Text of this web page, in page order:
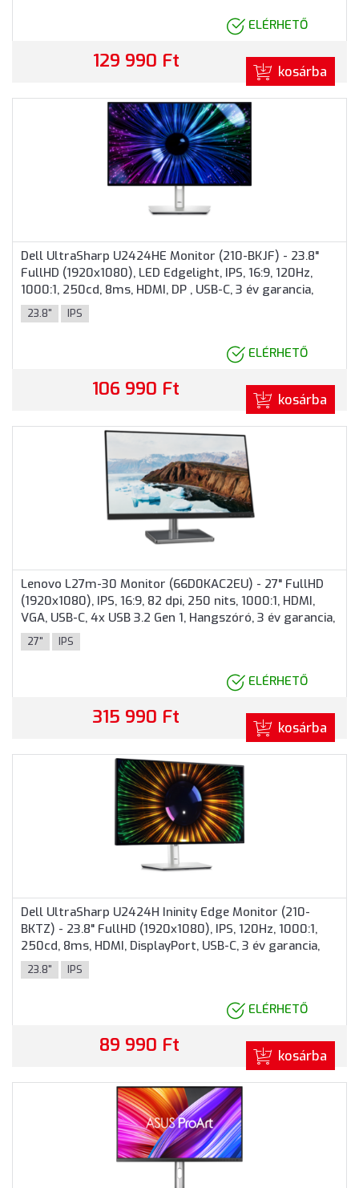
ELÉRHETŐ
129 990 Ft kosárba
Dell UltraSharp U2424HE Monitor (210-BKJF) - 23.8"
FullHD (1920x1080), LED Edgelight, IPS, 16:9, 120Hz,
1000:1, 250cd, 8ms, HDMI, DP , USB-C, 3 év garancia,
Ezüst színben
23.8" IPS
ELÉRHETŐ
106 990 Ft kosárba
Lenovo L27m-30 Monitor (66D0KAC2EU) - 27" FullHD
(1920x1080), IPS, 16:9, 82 dpi, 250 nits, 1000:1, HDMI,
VGA, USB-C, 4x USB 3.2 Gen 1, Hangszóró, 3 év garancia,
Fekete színben
27" IPS
ELÉRHETŐ
315 990 Ft kosárba
Dell UltraSharp U2424H Ininity Edge Monitor (210-
BKTZ) - 23.8" FullHD (1920x1080), IPS, 120Hz, 1000:1,
250cd, 8ms, HDMI, DisplayPort, USB-C, 3 év garancia,
Ezüst színben
23.8" IPS
ELÉRHETŐ
89 990 Ft kosárba